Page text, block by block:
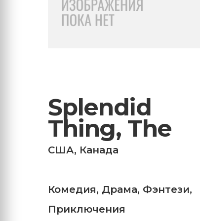
Splendid
Thing, The
США, Канада
Комедия, Драма, Фэнтези,
Приключения